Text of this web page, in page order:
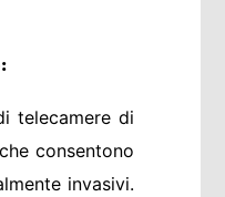
telecamere di
consentono
invasivi.